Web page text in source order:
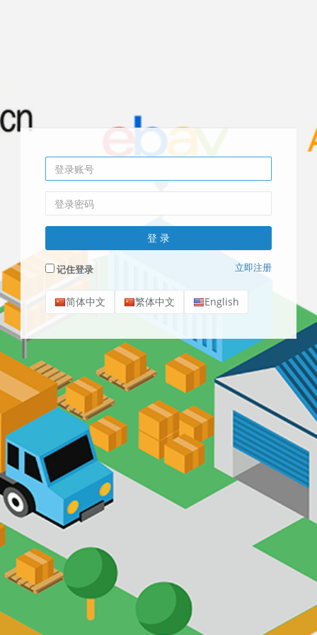
记住登录 立即注册
简体中文 繁体中文 English